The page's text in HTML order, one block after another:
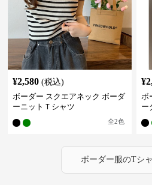
¥2,580 (税込)
ボーダー スクエアネック ボーダ
ーニットＴシャツ
全2色
¥
ボ
ー
ボーダー服のTシ